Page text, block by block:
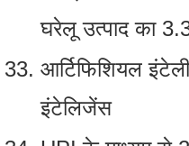
घरेलू उत्पाद का
आर्टिफ‍िशियल
इंटेलिजेंस